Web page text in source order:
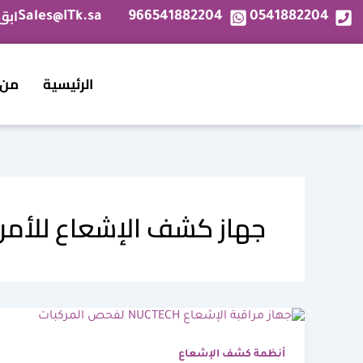
تخطي
إلى
المحتوى
0541882204
966541882204
Sales@ITk.sa
الرئيسية
جهاز كشف الإشعاع
أنظمة كشف الإشعاع